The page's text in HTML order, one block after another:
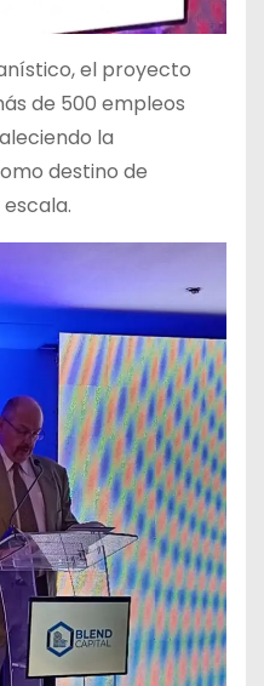
el proyecto
de 500 empleos
la
destino de